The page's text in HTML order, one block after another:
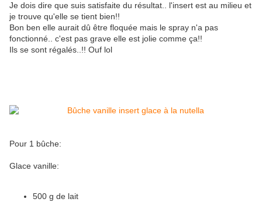
Je dois dire que suis satisfaite du résultat.. l'insert est au milieu et
je trouve qu'elle se tient bien!!
Bon ben elle aurait dû être floquée mais le spray n'a pas
fonctionné.. c'est pas grave elle est jolie comme ça!!
Ils se sont régalés..!! Ouf lol
Pour 1 bûche:
Glace vanille:
500 g de lait